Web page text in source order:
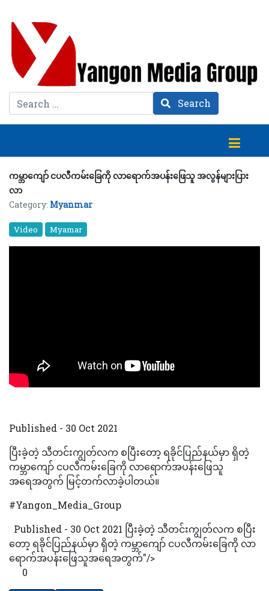
Search Search
ကမ္ဘာကျော် ငပလီကမ်းခြေကို လာရောက်အပန်းဖြေသူ အလွန်များပြား
လာ
Category: Myanmar
Video Myamar
Published - 30 Oct 2021
ပြီးခဲ့တဲ့ သီတင်းကျွတ်လက စပြီးတော့ ရခိုင်ပြည်နယ်မှာ ရှိတဲ့
ကမ္ဘာကျော် ငပလီကမ်းခြေကို လာရောက်အပန်းဖြေသူ
အရေအတွက် မြင့်တက်လာခဲ့ပါတယ်။
#Yangon_Media_Group
Published - 30 Oct 2021 ပြီးခဲ့တဲ့ သီတင်းကျွတ်လက စပြီး
တော့ ရခိုင်ပြည်နယ်မှာ ရှိတဲ့ ကမ္ဘာကျော် ငပလီကမ်းခြေကို လာ
ရောက်အပန်းဖြေသူအရေအတွက်"/>
0